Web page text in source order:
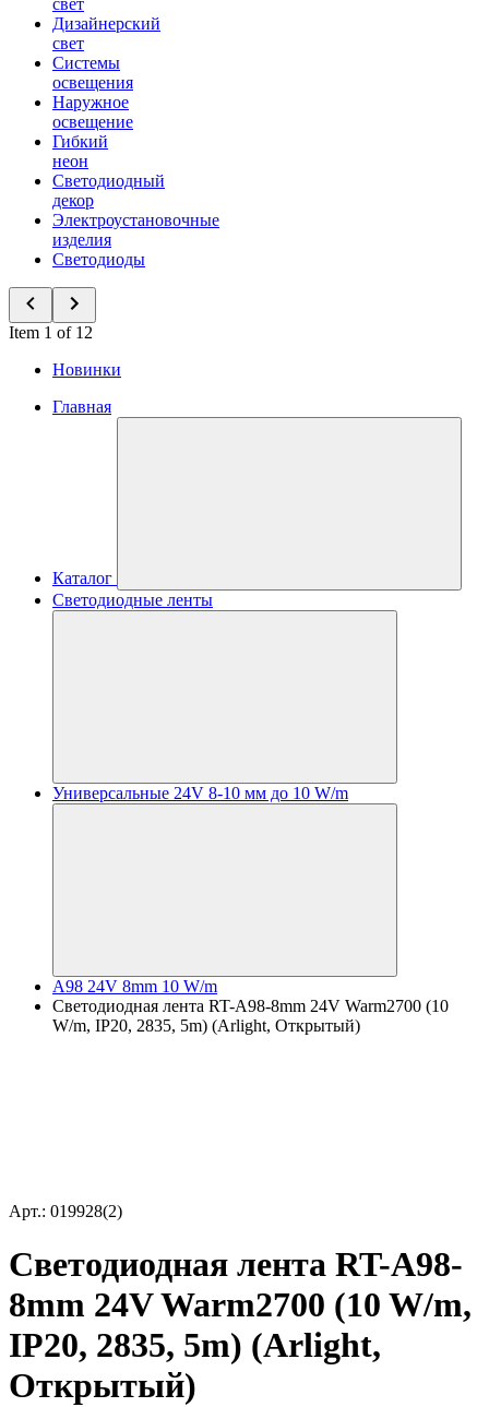
свет
Дизайнерский
свет
Системы
освещения
Наружное
освещение
Гибкий
неон
Светодиодный
декор
Электроустановочные
изделия
Светодиоды
Item 1 of 12
Новинки
Главная
Каталог
Светодиодные ленты
Универсальные 24V 8-10 мм до 10 W/m
A98 24V 8mm 10 W/m
Светодиодная лента RT-A98-8mm 24V Warm2700 (10
W/m, IP20, 2835, 5m) (Arlight, Открытый)
Арт.: 019928(2)
Светодиодная лента RT-A98-
8mm 24V Warm2700 (10 W/m,
IP20, 2835, 5m) (Arlight,
Открытый)